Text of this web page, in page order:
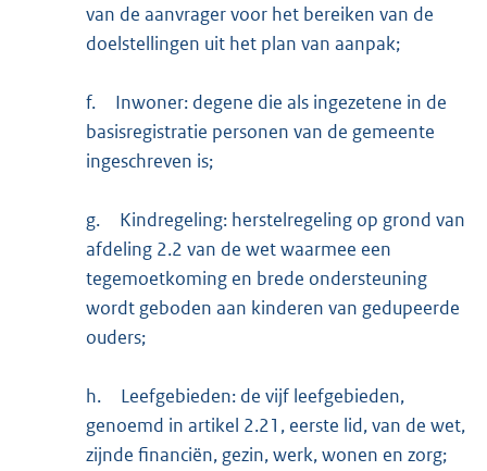
van de aanvrager voor het bereiken van de
doelstellingen uit het plan van aanpak;
f.
Inwoner: degene die als ingezetene in de
basisregistratie personen van de gemeente
ingeschreven is;
g.
Kindregeling: herstelregeling op grond van
afdeling 2.2 van de wet waarmee een
tegemoetkoming en brede ondersteuning
wordt geboden aan kinderen van gedupeerde
ouders;
h.
Leefgebieden: de vijf leefgebieden,
genoemd in artikel 2.21, eerste lid, van de wet,
zijnde financiën, gezin, werk, wonen en zorg;